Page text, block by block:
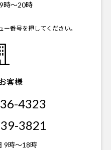
9時～20時
番号を押してください。
客様
4323
3821
9時～18時